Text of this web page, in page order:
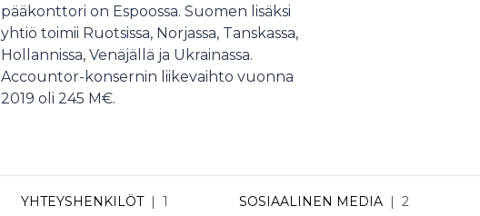
pääkonttori on Espoossa. Suomen lisäksi
yhtiö toimii Ruotsissa, Norjassa, Tanskassa,
Hollannissa, Venäjällä ja Ukrainassa.
Accountor-konsernin liikevaihto vuonna
2019 oli 245 M€.
YHTEYSHENKILÖT 1 SOSIAALINEN MEDIA 2